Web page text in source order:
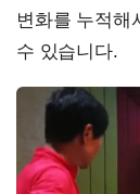
변화를 누적해
수 있습니다.